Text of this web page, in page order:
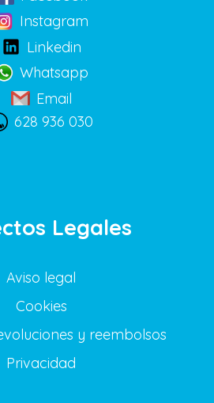
Instagram
Linkedin
Whatsapp
Email
628 936 030
Legales
Aviso legal
Cookies
y reembolsos
Privacidad